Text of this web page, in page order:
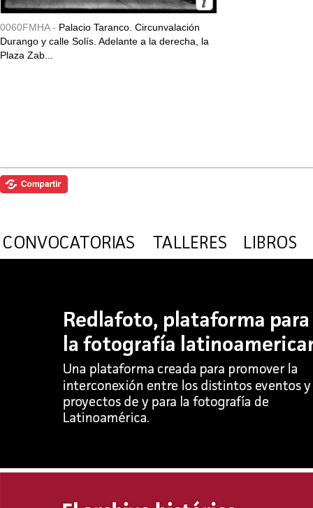
0060FMHA - Palacio Taranco. Circunvalación
Durango y calle Solís. Adelante a la derecha, la
Plaza Zab...